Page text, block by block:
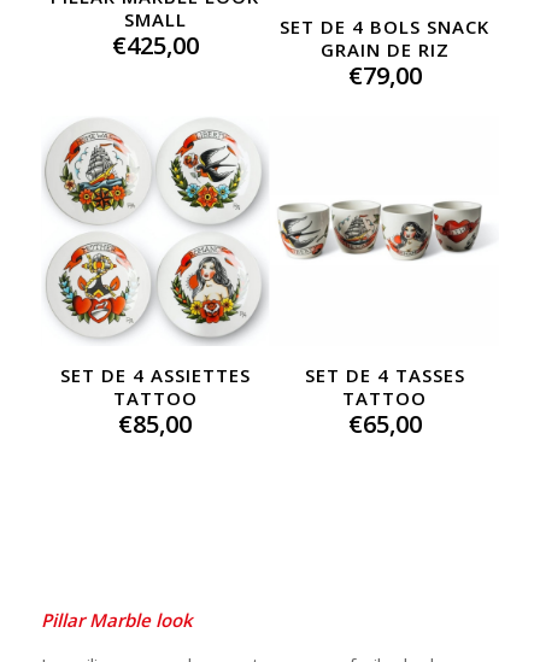
SMALL
€425,00
SET DE 4 BOLS SNACK
GRAIN DE RIZ
€79,00
SET DE 4 ASSIETTES
TATTOO
€85,00
SET DE 4 TASSES
TATTOO
€65,00
Pillar Marble look